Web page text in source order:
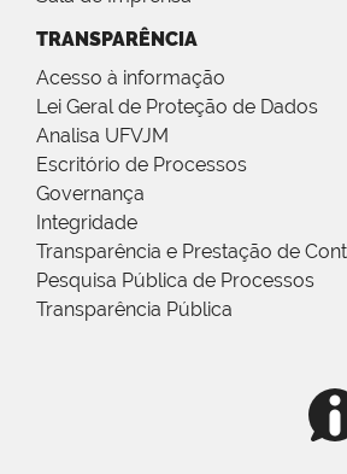
TRANSPARÊNCIA
Acesso à informação
Lei Geral de Proteção de Dados
Analisa UFVJM
Escritório de Processos
Governança
Integridade
Transparência e Prestação de
Pesquisa Pública de Processos
Transparência Pública